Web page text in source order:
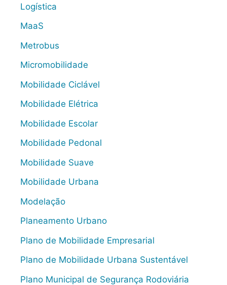
Logística
MaaS
Metrobus
Micromobilidade
Mobilidade Ciclável
Mobilidade Elétrica
Mobilidade Escolar
Mobilidade Pedonal
Mobilidade Suave
Mobilidade Urbana
Modelação
Planeamento Urbano
Plano de Mobilidade Empresarial
Plano de Mobilidade Urbana Sustentável
Plano Municipal de Segurança Rodoviária